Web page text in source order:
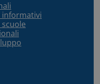
informativi